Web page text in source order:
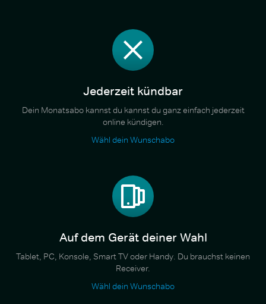
Jederzeit kündbar
Dein Monatsabo kannst du kannst du ganz einfach jederzeit
online kündigen.
Wähl dein Wunschabo
Auf dem Gerät deiner Wahl
Tablet, PC, Konsole, Smart TV oder Handy. Du brauchst keinen
Receiver.
Wähl dein Wunschabo